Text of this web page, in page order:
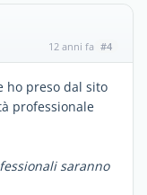
12 anni fa #4
ho preso dal sito
professionale
saranno